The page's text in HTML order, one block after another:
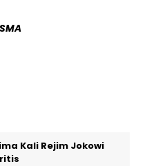
Kali Rejim Jokowi